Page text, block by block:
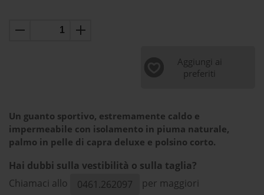
Aggiungi ai
preferiti
Un guanto sportivo, estremamente caldo e
impermeabile con isolamento in piuma naturale,
palmo in pelle di capra deluxe e polsino corto.
Hai dubbi sulla vestibilità o sulla taglia?
Chiamaci allo
0461.262097
per maggiori